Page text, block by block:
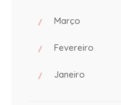
Março
Fevereiro
Janeiro